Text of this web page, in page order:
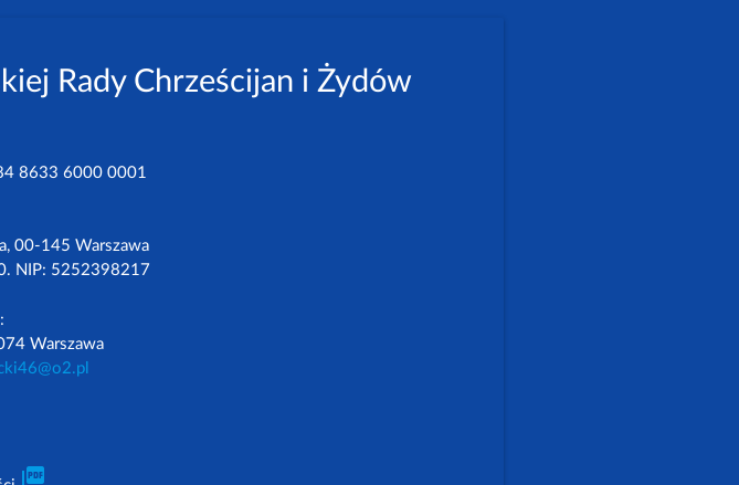
Rady Chrześcijan i Żydów
8633 6000 0001
00-145 Warszawa
NIP: 5252398217
Warszawa
picture_as_pdf